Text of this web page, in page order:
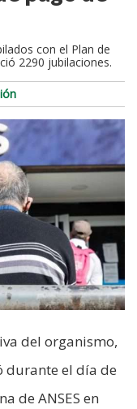
con el Plan de
2290 jubilaciones.
del organismo,
durante el día de
de ANSES en